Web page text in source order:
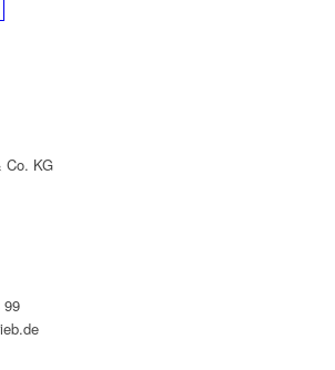
Co. KG
99